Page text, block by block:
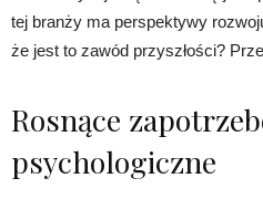
tej branży ma perspektywy
że jest to zawód przyszłości?
Rosnące
psychologiczne